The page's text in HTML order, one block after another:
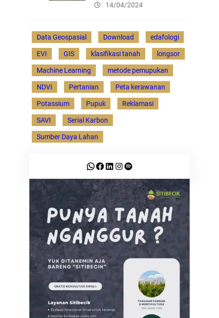
14/04/2024
Data Geospasial Download edafologi
EVI GIS klasifikasi tanah longsor
Machine Learning metode pemupukan
NDVI Pertanian Peta kerawanan
Potassium Pupuk Reklamasi
SAVI Serial Karbon
Sumber Daya Lahan
WhatsApp Facebook LinkedIn Instagram Spotify